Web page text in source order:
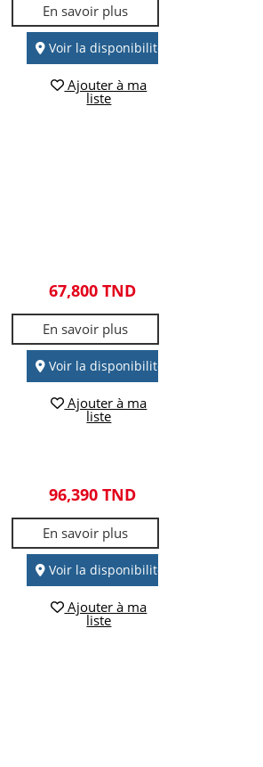
En savoir plus
Voir la disponibilité
Ajouter à ma
liste
67,800 TND
En savoir plus
Voir la disponibilité
Ajouter à ma
liste
96,390 TND
En savoir plus
Voir la disponibilité
Ajouter à ma
liste